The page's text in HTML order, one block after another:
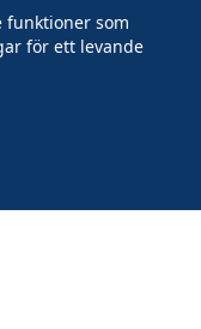
som
för ett levande